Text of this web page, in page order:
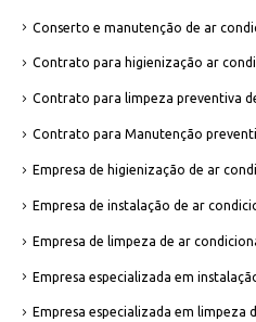
Conserto e manutenção de ar
Contrato para higienização ar
Contrato para limpeza preventiva
Contrato para Manutenção
Empresa de higienização de ar
Empresa de instalação de ar
Empresa de limpeza de ar
Empresa especializada em
Empresa especializada em limpeza